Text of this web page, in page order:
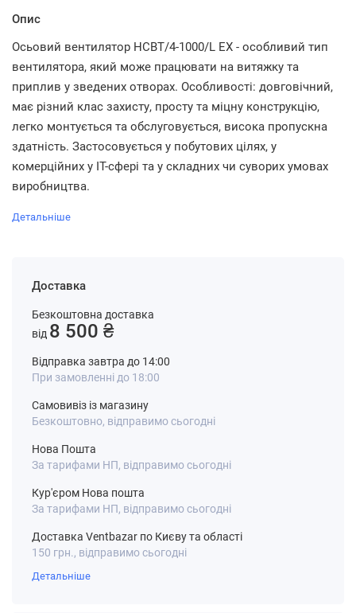
Опис
Осьовий вентилятор HCBT/4-1000/L EX - особливий тип
вентилятора, який може працювати на витяжку та
приплив у зведених отворах. Особливості: довговічний,
має різний клас захисту, просту та міцну конструкцію,
легко монтується та обслуговується, висока пропускна
здатність. Застосовується у побутових цілях, у
комерційних у IT-сфері та у складних чи суворих умовах
виробництва.
Детальніше
Доставка
Безкоштовна доставка
від 8 500 ₴
Відправка завтра до 14:00
При замовленні до 18:00
Самовивіз із магазину
Безкоштовно, відправимо сьогодні
Нова Пошта
За тарифами НП, відправимо сьогодні
Кур'єром Нова пошта
За тарифами НП, відправимо сьогодні
Доставка Ventbazar по Києву та області
150 грн., відправимо сьогодні
Детальніше